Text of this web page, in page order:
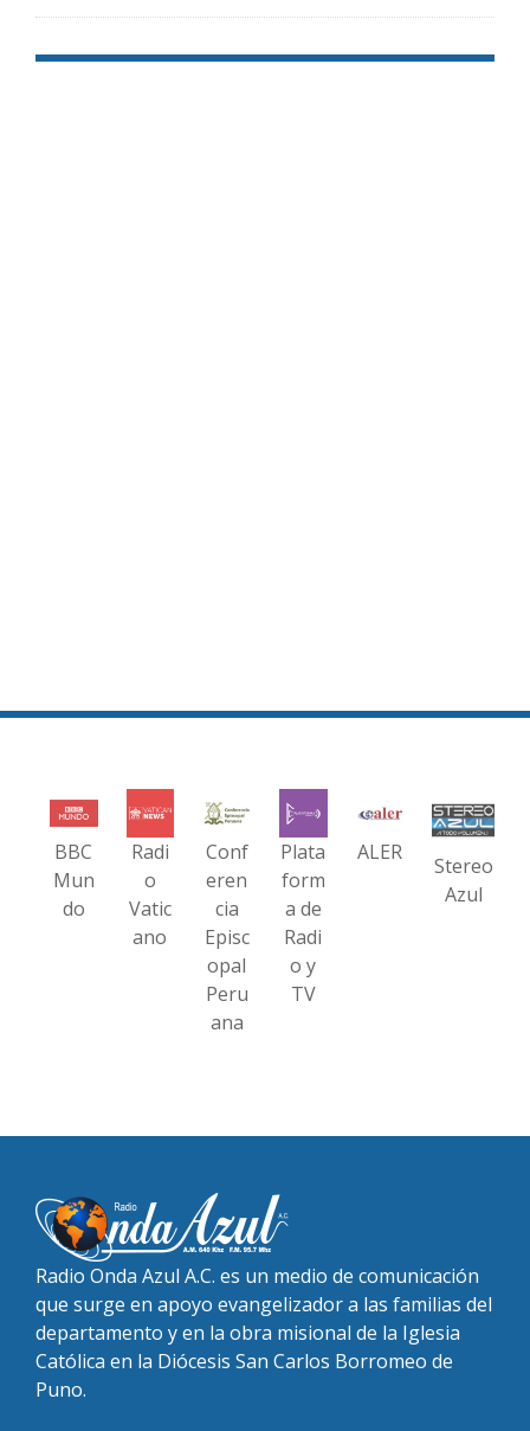
BBC
Mun
do
Radi
o
Vatic
ano
Conf
eren
cia
Episc
opal
Peru
ana
Plata
form
a de
Radi
o y
TV
ALER
Stereo
Azul
Radio Onda Azul A.C. es un medio de comunicación
que surge en apoyo evangelizador a las familias del
departamento y en la obra misional de la Iglesia
Católica en la Diócesis San Carlos Borromeo de
Puno.